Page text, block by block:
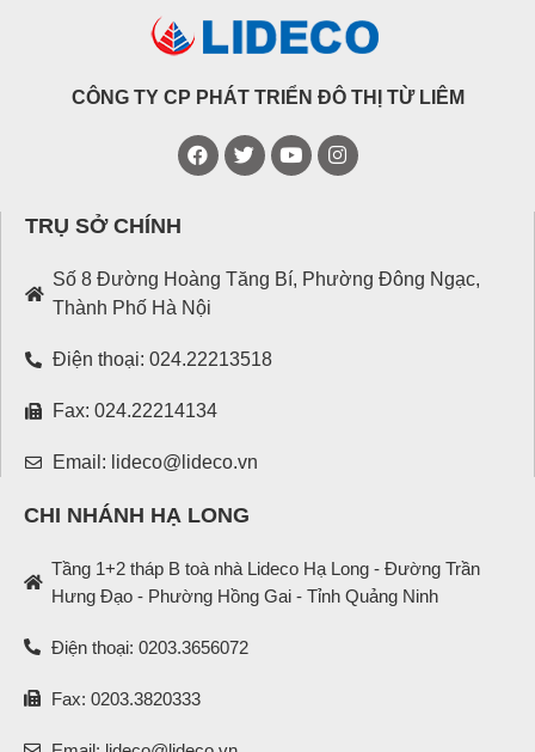
CÔNG TY CP PHÁT TRIỂN ĐÔ THỊ TỪ LIÊM
TRỤ SỞ CHÍNH
Số 8 Đường Hoàng Tăng Bí, Phường Đông Ngạc,
Thành Phố Hà Nội
Điện thoại: 024.22213518
Fax: 024.22214134
Email: lideco@lideco.vn
CHI NHÁNH HẠ LONG
Tầng 1+2 tháp B toà nhà Lideco Hạ Long - Đường Trần
Hưng Đạo - Phường Hồng Gai - Tỉnh Quảng Ninh
Điện thoại: 0203.3656072
Fax: 0203.3820333